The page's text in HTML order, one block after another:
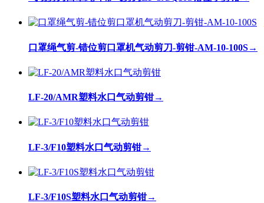
口罩绳气剪-错位剪口罩机气动剪刀-剪钳-AM-10-100S→
LF-20/AMR塑料水口气动剪钳→
LF-3/F10塑料水口气动剪钳→
LF-3/F10S塑料水口气动剪钳→